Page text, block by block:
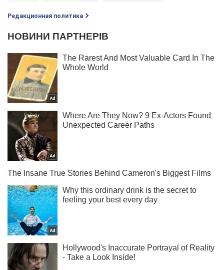
Редакционная политика